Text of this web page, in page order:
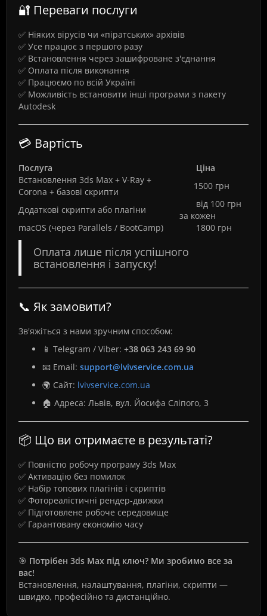
🔐 Переваги послуги
✅ Ніяких вірусів чи «піратських» архівів
✅ Усе працює з першого разу
✅ Встановлення через зашифроване з'єднання
✅ Оплата після виконання
✅ Працюємо по всій Україні
✅ Можливість встановити інші програми з пакету
Autodesk
💳 Вартість
Послуга
Ціна
Встановлення 3ds Max + V-Ray +
Corona + базові скрипти
1500 грн
Додаткові скрипти або плагіни
від 100 грн
за кожен
macOS (через Parallels / BootCamp)
1800 грн
Оплата лише після успішного
встановлення і запуску!
📞 Як замовити?
Зв'яжіться з нами зручним способом:
📱 Telegram / Viber: +38 063 243 69 90
📧 Email: support@lvivservice.com.ua
🌍 Сайт: lvivservice.com.ua
🏠 Адреса: Львів, вул. Йосифа Сліпого, 3
📦 Що ви отримаєте в результаті?
✅ Повністю робочу програму 3ds Max
✅ Активацію без помилок
✅ Набір топових плагінів і скриптів
✅ Фотореалістичні рендер-движки
✅ Підготовлене робоче середовище
✅ Гарантовану економію часу
🎯 Потрібен 3ds Max під ключ? Ми зробимо все за
вас!
Встановлення, налаштування, плагіни, скрипти —
швидко, професійно та дистанційно.